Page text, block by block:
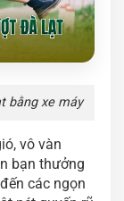
bằng xe máy
vô vàn
bạn thưởng
các ngọn